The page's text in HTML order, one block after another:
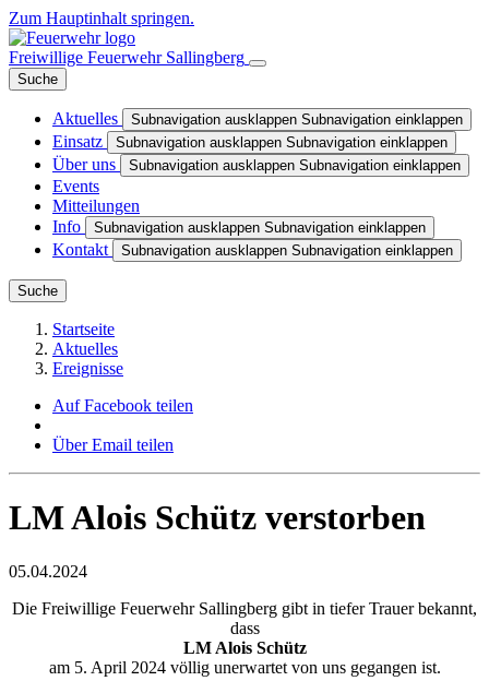
Zum Hauptinhalt springen.
Freiwillige Feuerwehr Sallingberg
Suche
Aktuelles Subnavigation ausklappen Subnavigation einklappen
Einsatz Subnavigation ausklappen Subnavigation einklappen
Über uns Subnavigation ausklappen Subnavigation einklappen
Events
Mitteilungen
Info
Subnavigation ausklappen Subnavigation einklappen
Kontakt Subnavigation ausklappen Subnavigation einklappen
Suche
Startseite
Aktuelles
Ereignisse
Auf Facebook teilen
Über Email teilen
LM Alois Schütz verstorben
05.04.2024
Die Freiwillige Feuerwehr Sallingberg gibt in tiefer Trauer bekannt,
dass
LM Alois Schütz
am 5. April 2024 völlig unerwartet von uns gegangen ist.